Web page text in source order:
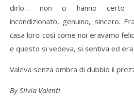
dirlo… non ci hanno certo
incondizionato, genuino, sincero.
casa loro così come noi eravamo
e questo si vedeva, si sentiva ed era
Valeva senza ombra di dubbio il
By Silvia Valenti